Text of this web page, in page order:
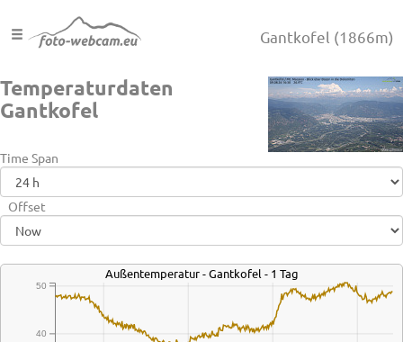
Gantkofel (1866m)
Temperaturdaten
Gantkofel
Time Span
Offset
Außentemperatur - Gantkofel - 1 Tag
40
50